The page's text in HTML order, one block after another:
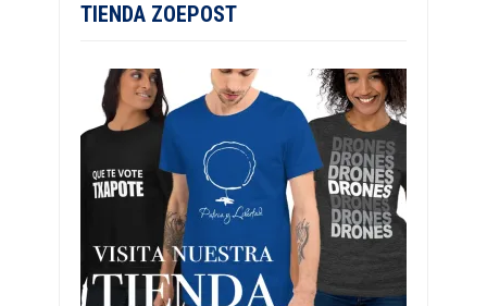
TIENDA ZOEPOST